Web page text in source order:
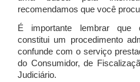
recomendamos que você
É importante lembrar que
constitui um procedimento
confunde com o serviço
do Consumidor, de
Judiciário.